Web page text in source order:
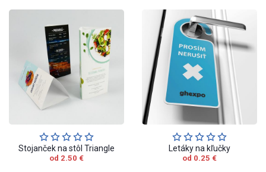
Stojanček na stôl Triangle
od 2.50 €
Letáky na kľučky
od 0.25 €